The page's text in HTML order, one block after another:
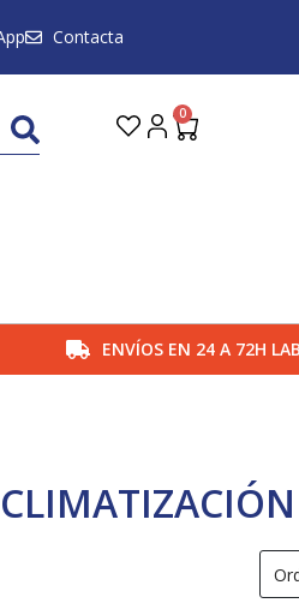
Contacta
0
Carrito
ENVÍOS EN 24 A 72H